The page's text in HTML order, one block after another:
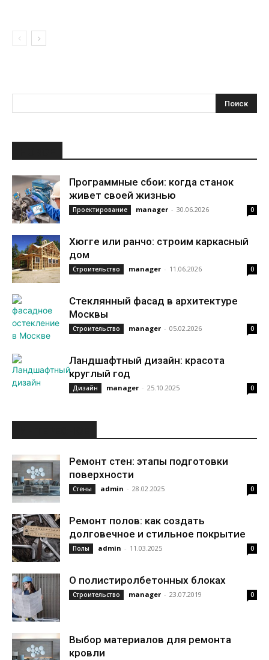
Программные сбои: когда станок
живет своей жизнью
Проектирование manager - 30.06.2026 0
Хюгге или ранчо: строим каркасный
дом
Строительство manager - 11.06.2026 0
Стеклянный фасад в архитектуре
Москвы
Строительство manager - 05.02.2026 0
Ландшафтный дизайн: красота
круглый год
Дизайн manager - 25.10.2025 0
Ремонт стен: этапы подготовки
поверхности
Стены admin - 28.02.2025 0
Ремонт полов: как создать
долговечное и стильное покрытие
Полы admin - 11.03.2025 0
О полистиролбетонных блоках
Строительство manager - 23.07.2019 0
Выбор материалов для ремонта
кровли